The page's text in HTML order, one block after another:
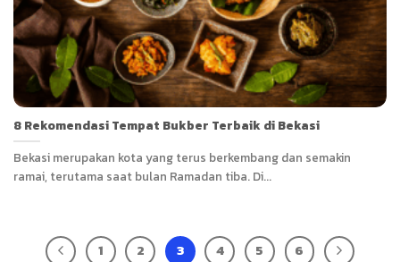
8 Rekomendasi Tempat Bukber Terbaik di Bekasi
Bekasi merupakan kota yang terus berkembang dan semakin
ramai, terutama saat bulan Ramadan tiba. Di...
1 2 3 4 5 6